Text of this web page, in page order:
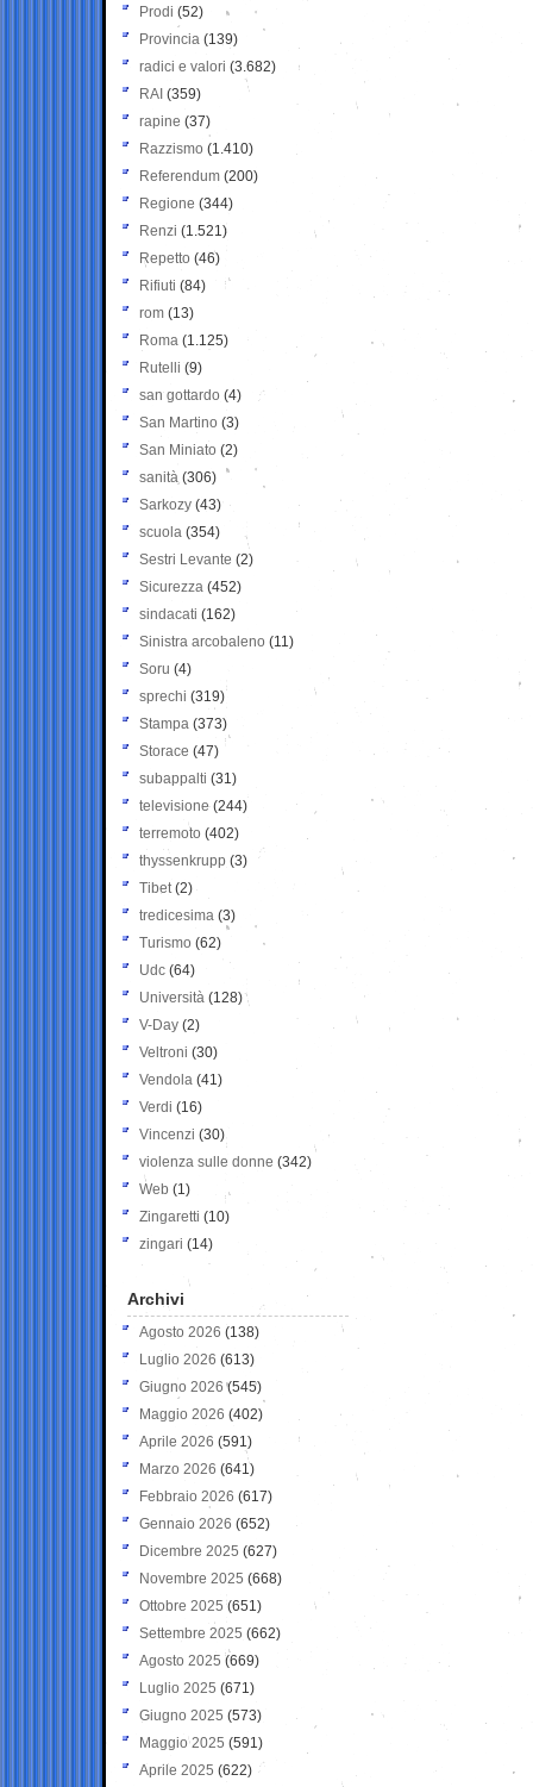
Prodi (52)
Provincia (139)
radici e valori (3.682)
RAI (359)
rapine (37)
Razzismo (1.410)
Referendum (200)
Regione (344)
Renzi (1.521)
Repetto (46)
Rifiuti (84)
rom (13)
Roma (1.125)
Rutelli (9)
san gottardo (4)
San Martino (3)
San Miniato (2)
sanità (306)
Sarkozy (43)
scuola (354)
Sestri Levante (2)
Sicurezza (452)
sindacati (162)
Sinistra arcobaleno (11)
Soru (4)
sprechi (319)
Stampa (373)
Storace (47)
subappalti (31)
televisione(244)
terremoto (402)
thyssenkrupp (3)
Tibet(2)
tredicesima (3)
Turismo (62)
Udc (64)
Università (128)
V-Day (2)
Veltroni (30)
Vendola (41)
Verdi (16)
Vincenzi (30)
violenza sulle donne (342)
Web (1)
Zingaretti (10)
zingari (14)
Archivi
Agosto 2026 (138)
Luglio 2026 (613)
Giugno 2026 (545)
Maggio 2026 (402)
Aprile 2026 (591)
Marzo 2026 (641)
Febbraio 2026 (617)
Gennaio 2026 (652)
Dicembre 2025 (627)
Novembre 2025 (668)
Ottobre 2025 (651)
Settembre 2025 (662)
Agosto 2025 (669)
Luglio 2025 (671)
Giugno 2025 (573)
Maggio 2025 (591)
Aprile 2025 (622)